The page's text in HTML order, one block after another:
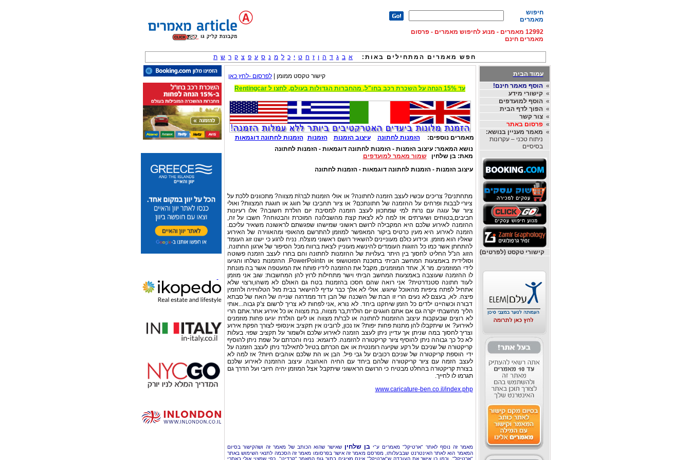
חיפוש
מאמרים
12992 מאמרים - מנוע לחיפוש מאמרים - פרסום
מאמרים חינם
חפש מאמרים המתחילים באות: א ב ג ד ה ו ז ח ט י כ ל מ נ ס ע פ צ ק ר ש ת
עמוד הבית
»הוסף מאמר חינם!
»קישורי מידע
»הוסף למועדפים
»הפוך לדף הבית
»צור קשר
»פרסום באתר
» מאמר מעניין בנושא:
ניתוח טכני – עקרונות
בסיסיים
קישורי טקסט (לפרטים)
קישור טקסט ממומן |לפרסום -לחץ כאן
עד 15% הנחה על השכרת רכב בחו"ל, מהחברות הגדולות בעולם, לחצו ל Rentingcar
מאמרים נוספים: הזמנות לחתונה עיצוב הזמנות הזמנות
הזמנות לחתונה דוגמאות
נושא המאמר:עיצוב הזמנות - הזמנות לחתונה דוגמאות - הזמנות לחתונה
מאת:בן שלחיןשמור מאמר למועדפים
עיצוב הזמנות - הזמנות לחתונה דוגמאות - הזמנות לחתונה
מתחתנים? צריכים עכשיו לעצב הזמנה לחתונה? או אולי הזמנות לבר\ת מצווה? מתכוונים ללכת על
ציורי לבבות ופרחים על ההזמנה של חתונתכם? או ציור תחביבו של חוגג או חוגגת המצוות? ואולי
ציור של עוגה עם נרות למי שמתכוון לעצב הזמנה למסיבת יום הולדת חשובה? אלו רעיונות
חביבים,בטוחים ושיגרתים אז למה לא לצאת קצת מהשבלונה המוכרת והבטוחה? חשבו על זה,
ההזמנה לאירוע שלכם היא המקבילה לרושם ראשוני שמישהו שפגשתם לראשונה משאיר עליכם.
הזמנה לאירוע היא מעין כרטיס ביקור המאפשר למוזמן להתרשם מהאופי ומהאווירה של האירוע
שאליו הוא מוזמן. וכידוע כולם מעוניינים להשאיר רושם ראשוני מוצלח. נניח לרגע כי ישנו זוג העומד
להתחתן אשר כמו כל הזוגות העומדים להינשא מעוניין לצאת ברווח מכל הסיפור של ארגון החתונה.
הזוג הנ"ל החליט לחסוך בין היתר בעלויות של ההזמנות לחתונה והם בחרו לעצב הזמנה פשוטה
וסולידית באמצעות המחשב הביתי בתוכנת הפוטושופ או הPowerPoint. ההזמנות נשלחו והגיעו
לידי המוזמנים. מר X, אחד המוזמנים, מקבל את ההזמנה לידיו פותח את המעטפה אשר בה מונחת
לו ההזמנה שעוצבה באמצעות המחשב הביתי וישר מתחילות לרוץ להן המחשבות: שוב אני מוזמן
לעוד חתונה סטנדרטית? אני רואה שהם חסכו בהזמנות בטח גם האולם לא משהו,ורצוי שלא
אתחיל לפתח ציפיות מהאוכל שיוגש. אולי לא אלך כבר עדיף להישאר בבית מול הטלוויזיה ולהזמין
פיצה. לא, בעצם לא נעים הרי זו הבת של השכנה של הבן דוד ממדרגה שנייה של האח של סבתא
דבורה וכשהיינו ילדים כל הזמן שיחקנו ביחד. לא נורא ,אני לפחות לא צריך לרשום צ'ק גבוה...אותי
הליך מחשבתי יקרה גם אם אתם חוגגים יום הולדת,בר מצווה, בת מצווה או כל אירוע אחר.אתם הרי
לא רוצים שבעקבות עיצוב ההזמנות לחתונה או לבר/ת מצווה או ליום הולדת יגיעו פחות מוזמנים
לאירוע? או שיתקבלו להן מתנות פחות יפות? אז נכון, לרובינו אין תקציב אינסופי לצורך הפקת אירוע
וצריך לחסוך במה שניתן אך עדיין ניתן לעצב הזמנה לאירוע שלכם ולשמור על תקציב שפוי. בעלות
לא כל כך גבוהה ניתן להוסיף ציור קריקטורה להזמנה. לדוגמא: נניח והכרתם על שפת ניתן להוסיף
קריקטורה של שניכם על רקע שקיעה רומנטית או אם הכרתם בטיול לתאילנד ניתן לעצב הזמנה על
ידי הוספת קריקטורה של שניכם רכובים על גבי פיל. הבן או הת שלכם אוהבים חיות? אז למה לא
לעצב הזמה עם ציור קריקטורה שלהם ביחד עם החיה האהובה. עיצוב ההזמנה לאירוע שלכם
בצורת קריקטורה בהחלט מבטיח כי הרושם הראשוני שיתקבל אצל המוזמן יהיה חיובי ועל הדרך גם
תגרמו לו לחייך.
www.caricature-ben.co.il/index.php
מאמר זה נוסף לאתר "ארטיקל" מאמרים ע"יבן שלחין שאישר שהוא הכותב של מאמר זה ושהקישור בסיום
המאמר הוא לאתר האינטרנט שבבעלותו, מפרסם מאמר זה אישר בפרסומו מאמר זה הסכמה לתנאי השימוש באתר
"ארטיקל", וכמו כן אישר את העובדה ש"ארטיקל" אינם מציגים בתוך גוף המאמר "קרדיט", כפי שמצוי אולי באתרי